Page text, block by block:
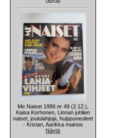
Me Naiset 1986 nr 49 (2.12.),
Kaisa Korhonen, Linnan juhlien
naiset, joululahjoja, huippuneuleet
- Krizian, Aarikka mainos
Näytä